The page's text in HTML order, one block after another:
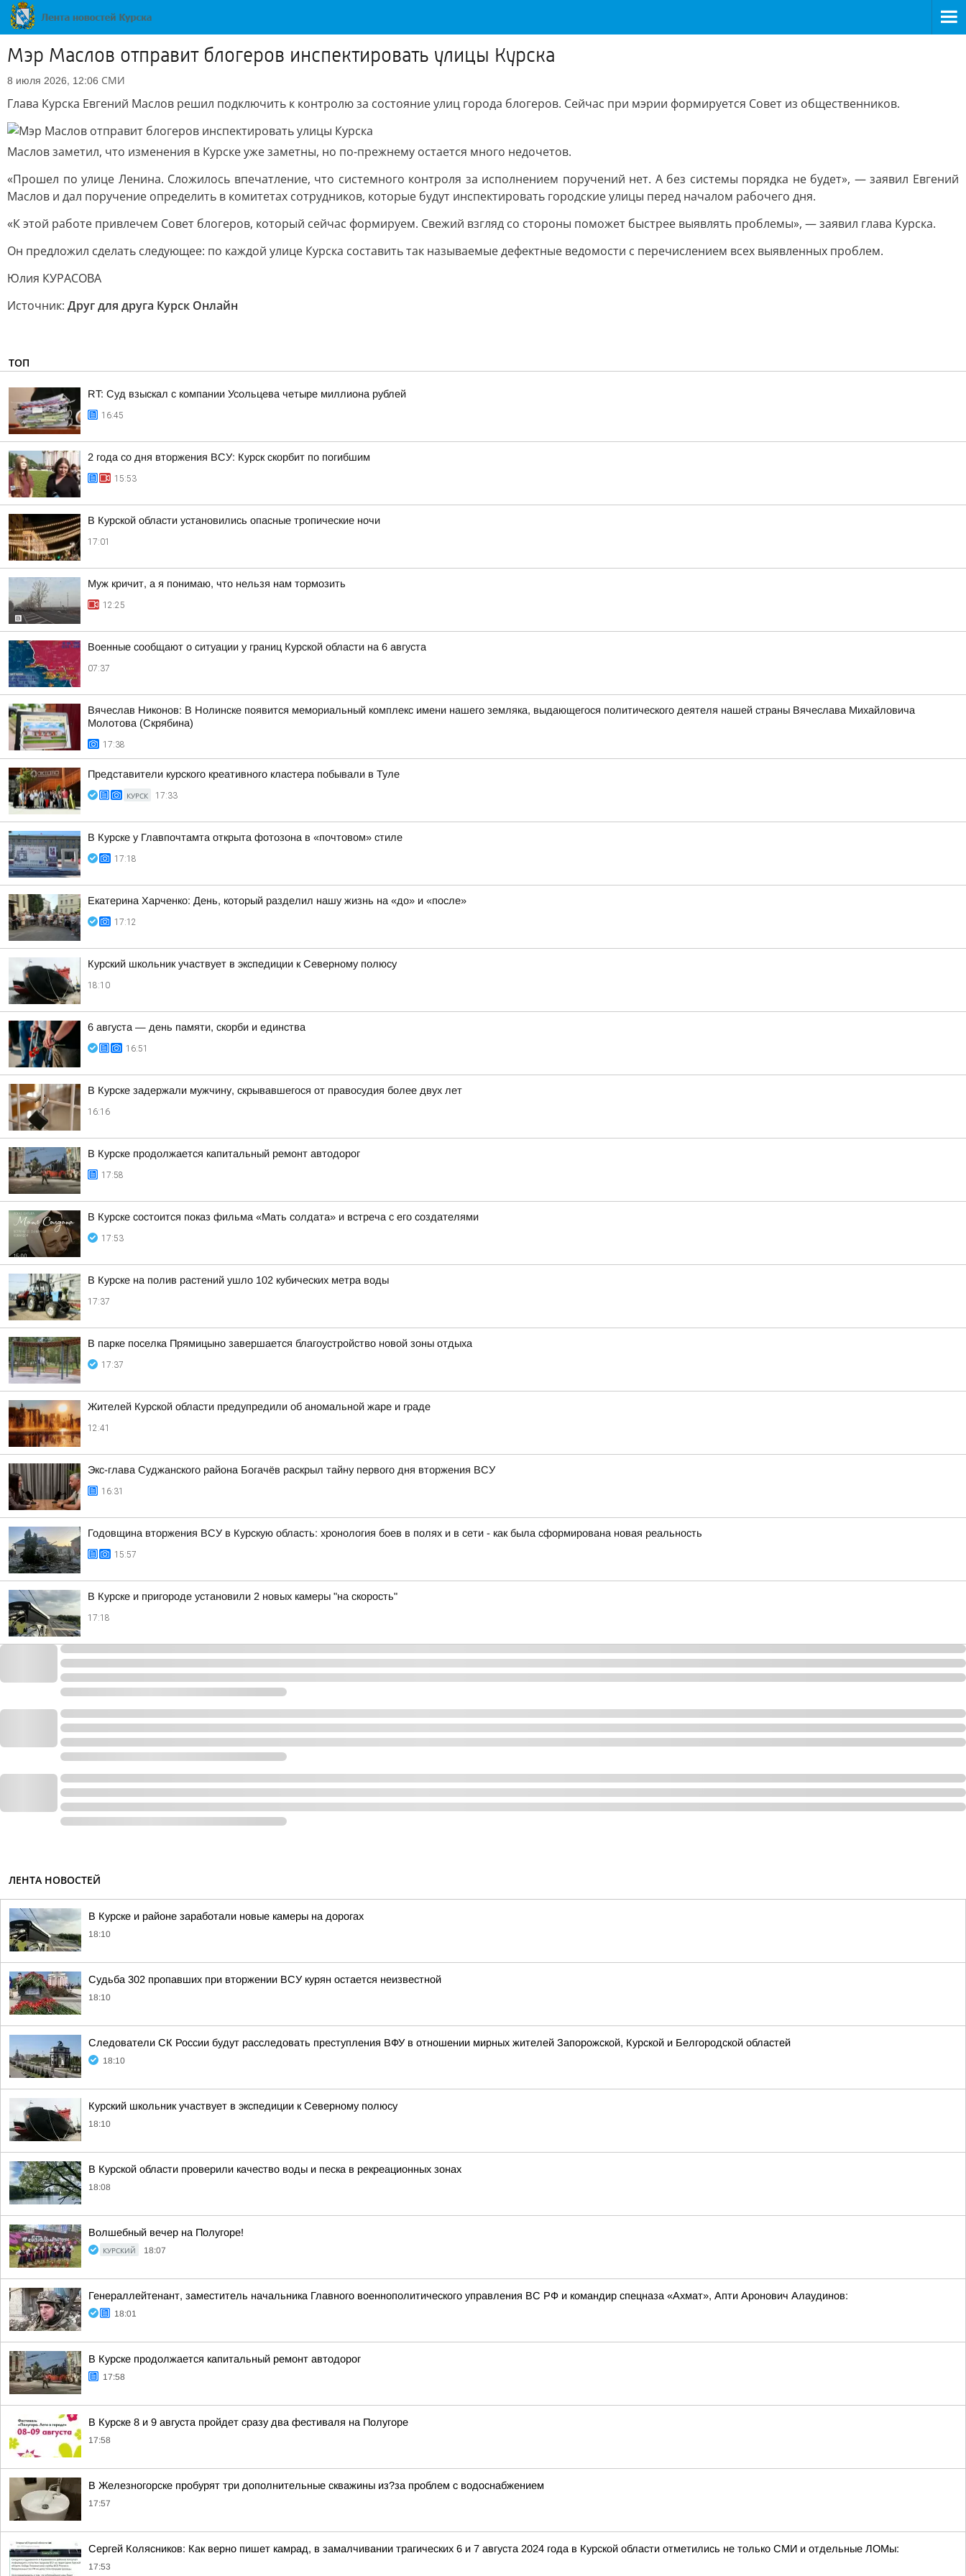
Мэр Маслов отправит блогеров инспектировать улицы Курска
8 июля 2026, 12:06 СМИ
Глава Курска Евгений Маслов решил подключить к контролю за состояние улиц города блогеров. Сейчас при мэрии формируется Совет из общественников.
Маслов заметил, что изменения в Курске уже заметны, но по-прежнему остается много недочетов.
«Прошел по улице Ленина. Сложилось впечатление, что системного контроля за исполнением поручений нет. А без системы порядка не будет», — заявил Евгений
Маслов и дал поручение определить в комитетах сотрудников, которые будут инспектировать городские улицы перед началом рабочего дня.
«К этой работе привлечем Совет блогеров, который сейчас формируем. Свежий взгляд со стороны поможет быстрее выявлять проблемы», — заявил глава Курска.
Он предложил сделать следующее: по каждой улице Курска составить так называемые дефектные ведомости с перечислением всех выявленных проблем.
Юлия КУРАСОВА
Источник: Друг для друга Курск Онлайн
ТОП
RT: Суд взыскал с компании Усольцева четыре миллиона рублей
16:45
2 года со дня вторжения ВСУ: Курск скорбит по погибшим
15:53
В Курской области установились опасные тропические ночи
17:01
Муж кричит, а я понимаю, что нельзя нам тормозить
12:25
Военные сообщают о ситуации у границ Курской области на 6 августа
07:37
Вячеслав Никонов: В Нолинске появится мемориальный комплекс имени нашего земляка, выдающегося политического деятеля нашей страны Вячеслава Михайловича
Молотова (Скрябина)
17:38
Представители курского креативного кластера побывали в Туле
КУРСК 17:33
В Курске у Главпочтамта открыта фотозона в «почтовом» стиле
17:18
Екатерина Харченко: День, который разделил нашу жизнь на «до» и «после»
17:12
Курский школьник участвует в экспедиции к Северному полюсу
18:10
6 августа — день памяти, скорби и единства
16:51
В Курске задержали мужчину, скрывавшегося от правосудия более двух лет
16:16
В Курске продолжается капитальный ремонт автодорог
17:58
В Курске состоится показ фильма «Мать солдата» и встреча с его создателями
17:53
В Курске на полив растений ушло 102 кубических метра воды
17:37
В парке поселка Прямицыно завершается благоустройство новой зоны отдыха
17:37
Жителей Курской области предупредили об аномальной жаре и граде
12:41
Экс-глава Суджанского района Богачёв раскрыл тайну первого дня вторжения ВСУ
16:31
Годовщина вторжения ВСУ в Курскую область: хронология боев в полях и в сети - как была сформирована новая реальность
15:57
В Курске и пригороде установили 2 новых камеры "на скорость"
17:18
ЛЕНТА НОВОСТЕЙ
В Курске и районе заработали новые камеры на дорогах
18:10
Судьба 302 пропавших при вторжении ВСУ курян остается неизвестной
18:10
Следователи СК России будут расследовать преступления ВФУ в отношении мирных жителей Запорожской, Курской и Белгородской областей
18:10
Курский школьник участвует в экспедиции к Северному полюсу
18:10
В Курской области проверили качество воды и песка в рекреационных зонах
18:08
Волшебный вечер на Полугоре!
КУРСКИЙ 18:07
Генераллейтенант, заместитель начальника Главного военнополитического управления ВС РФ и командир спецназа «Ахмат», Апти Аронович Алаудинов:
18:01
В Курске продолжается капитальный ремонт автодорог
17:58
В Курске 8 и 9 августа пройдет сразу два фестиваля на Полугоре
17:58
В Железногорске пробурят три дополнительные скважины из?за проблем с водоснабжением
17:57
Сергей Колясников: Как верно пишет камрад, в замалчивании трагических 6 и 7 августа 2024 года в Курской области отметились не только СМИ и отдельные ЛОМы:
17:53